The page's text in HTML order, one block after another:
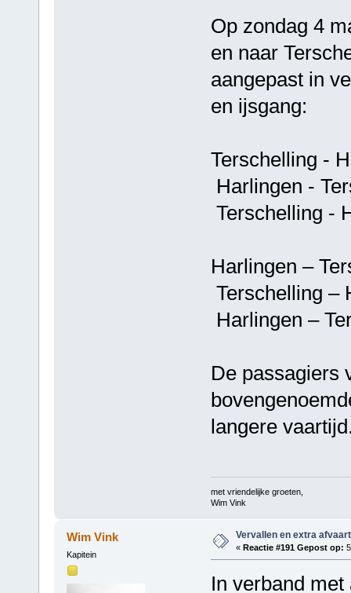
Op zondag 4
en naar
aangepast in
en ijsgang:
Terschelling -
Harlingen -
Terschelling -
Harlingen –
Terschelling –
Harlingen –
De passagiers
langere
met vriendelijke groeten,
Wim Vink
Wim Vink
Kapitein
Vervallen en extra
« Reactie #191 Gepost op:
In verband